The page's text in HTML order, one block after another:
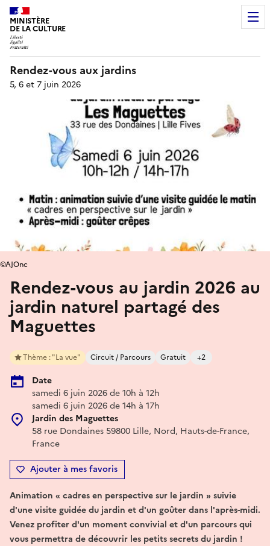
MINISTÈRE
DE LA CULTURE
Rendez-vous aux jardins
5, 6 et 7 juin 2026
Rendez-vous au jardin 2026 au
jardin naturel partagé des
Maguettes
Thème : "La vue" Circuit / Parcours Gratuit +2
Date
samedi 6 juin 2026 de 10h à 12h
samedi 6 juin 2026 de 14h à 17h
Jardin des Maguettes
58 rue Dondaines 59800 Lille, Nord, Hauts-de-France,
France
Ajouter à mes favoris
©AJOnc
Animation « cadres en perspective sur le jardin » suivie
d'une visite guidée du jardin et d'un goûter dans l'après-midi.
Venez profiter d'un moment convivial et d'un parcours qui
vous permettra de découvrir les petits secrets du jardin !